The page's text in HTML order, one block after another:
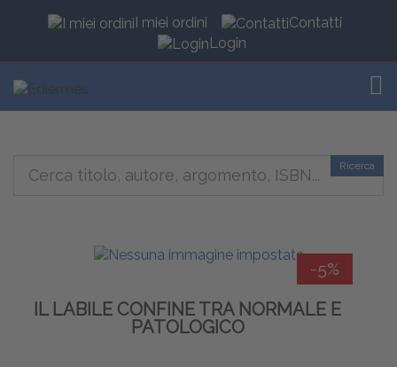
I miei ordini
Contatti
Login
Ricerca
-5%
IL LABILE CONFINE TRA NORMALE E
PATOLOGICO